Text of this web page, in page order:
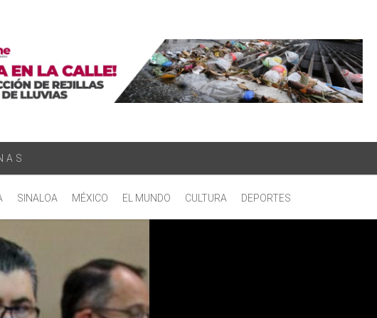
SINALOA MÉXICO EL MUNDO CULTURA DEPORTES